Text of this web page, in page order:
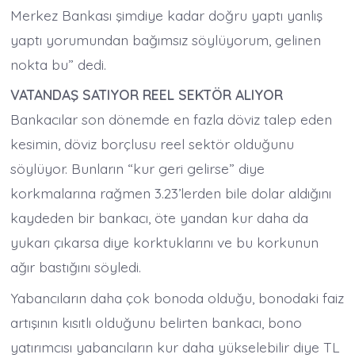
Merkez Bankası şimdiye kadar doğru yaptı yanlış
yaptı yorumundan bağımsız söylüyorum, gelinen
nokta bu” dedi.
VATANDAŞ SATIYOR REEL SEKTÖR ALIYOR
Bankacılar son dönemde en fazla döviz talep eden
kesimin, döviz borçlusu reel sektör olduğunu
söylüyor. Bunların “kur geri gelirse” diye
korkmalarına rağmen 3.23’lerden bile dolar aldığını
kaydeden bir bankacı, öte yandan kur daha da
yukarı çıkarsa diye korktuklarını ve bu korkunun
ağır bastığını söyledi.
Yabancıların daha çok bonoda olduğu, bonodaki faiz
artışının kısıtlı olduğunu belirten bankacı, bono
yatırımcısı yabancıların kur daha yükselebilir diye TL